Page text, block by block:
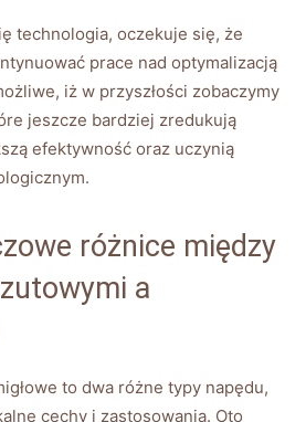
technologia, oczekuje się, że‍
prace‍ nad ⁤optymalizacją‍
iż​ w przyszłości⁢ zobaczymy
jeszcze⁣ bardziej zredukują
efektywność oraz ⁢uczynią
różnice między
a⁣
to dwa różne⁣ typy⁢ napędu,
cechy i zastosowania. Oto